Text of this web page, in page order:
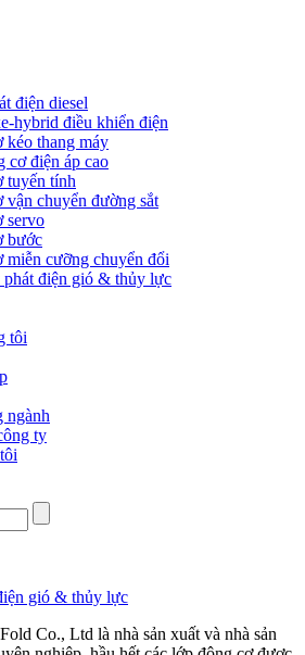
điện diesel
hybrid điều khiển điện
kéo thang máy
điện áp cao
tuyến tính
vận chuyển đường sắt
servo
bước
miễn cưỡng chuyển đổi
điện gió & thủy lực
tôi
ngành
ty
gió & thủy lực
Co., Ltd là nhà sản xuất và nhà sản